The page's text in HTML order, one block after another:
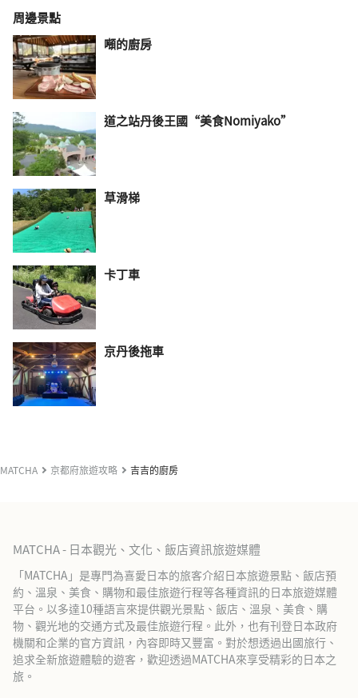
周邊景點
噸的廚房
道之站丹後王國“美食Nomiyako”
草滑梯
卡丁車
京丹後拖車
MATCHA 京都府旅遊攻略 吉吉的廚房
MATCHA - 日本觀光、文化、飯店資訊旅遊媒體
「MATCHA」是專門為喜愛日本的旅客介紹日本旅遊景點、飯店預
約、溫泉、美食、購物和最佳旅遊行程等各種資訊的日本旅遊媒體
平台。以多達10種語言來提供觀光景點、飯店、溫泉、美食、購
物、觀光地的交通方式及最佳旅遊行程。此外，也有刊登日本政府
機關和企業的官方資訊，內容即時又豐富。對於想透過出國旅行、
追求全新旅遊體驗的遊客，歡迎透過MATCHA來享受精彩的日本之
旅。